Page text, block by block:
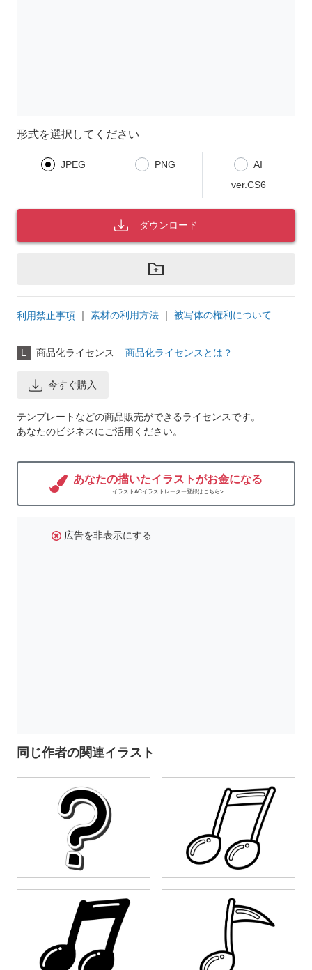
形式を選択してください
JPEG PNG
AI
ver.CS6
ダウンロード
利用禁止事項 ｜ 素材の利用方法 ｜ 被写体の権利について
L 商品化ライセンス 商品化ライセンスとは？
今すぐ購入
テンプレートなどの商品販売ができるライセンスです。
あなたのビジネスにご活用ください。
あなたの描いたイラストがお金になる
イラストACイラストレーター登録はこちら>
広告を非表示にする
同じ作者の関連イラスト